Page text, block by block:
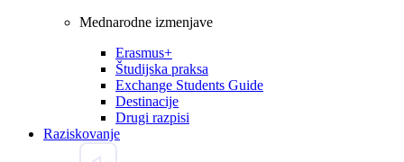
Mednarodne izmenjave
Erasmus+
Študijska praksa
Exchange Students Guide
Destinacije
Drugi razpisi
Raziskovanje